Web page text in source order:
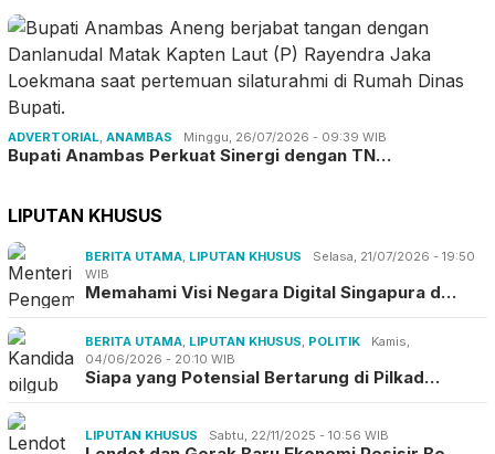
ADVERTORIAL, ANAMBAS Minggu, 26/07/2026 - 09:39 WIB
Bupati Anambas Perkuat Sinergi dengan TN…
LIPUTAN KHUSUS
BERITA UTAMA, LIPUTAN KHUSUS
Selasa, 21/07/2026 - 19:50
WIB
Memahami Visi Negara Digital Singapura d…
BERITA UTAMA, LIPUTAN KHUSUS, POLITIK
Kamis,
04/06/2026 - 20:10 WIB
Siapa yang Potensial Bertarung di Pilkad…
LIPUTAN KHUSUS Sabtu, 22/11/2025 - 10:56 WIB